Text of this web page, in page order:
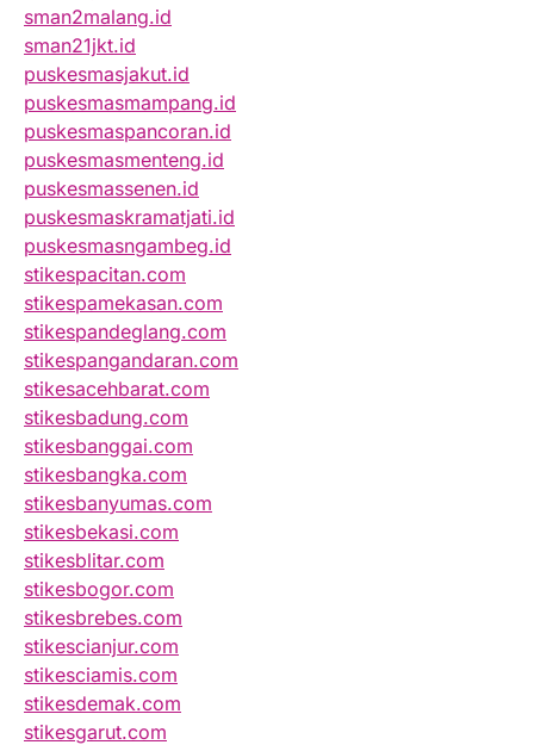
sman2malang.id
sman21jkt.id
puskesmasjakut.id
puskesmasmampang.id
puskesmaspancoran.id
puskesmasmenteng.id
puskesmassenen.id
puskesmaskramatjati.id
puskesmasngambeg.id
stikespacitan.com
stikespamekasan.com
stikespandeglang.com
stikespangandaran.com
stikesacehbarat.com
stikesbadung.com
stikesbanggai.com
stikesbangka.com
stikesbanyumas.com
stikesbekasi.com
stikesblitar.com
stikesbogor.com
stikesbrebes.com
stikescianjur.com
stikesciamis.com
stikesdemak.com
stikesgarut.com